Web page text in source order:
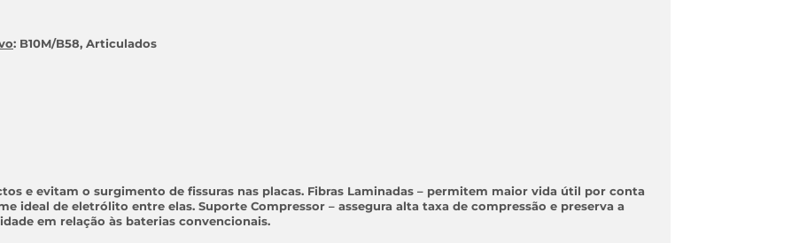
: B10M/B58, Articulados
e evitam o surgimento de fissuras nas placas. Fibras Laminadas – permitem maior vida útil por conta
ideal de eletrólito entre elas. Suporte Compressor – assegura alta taxa de compressão e preserva a
em relação às baterias convencionais.